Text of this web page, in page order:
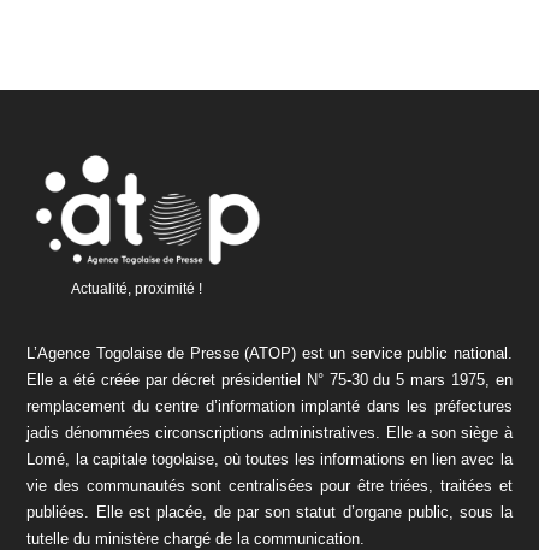
Actualité, proximité !
L’Agence Togolaise de Presse (ATOP) est un service public national.
Elle a été créée par décret présidentiel N° 75-30 du 5 mars 1975, en
remplacement du centre d’information implanté dans les préfectures
jadis dénommées circonscriptions administratives. Elle a son siège à
Lomé, la capitale togolaise, où toutes les informations en lien avec la
vie des communautés sont centralisées pour être triées, traitées et
publiées. Elle est placée, de par son statut d’organe public, sous la
tutelle du ministère chargé de la communication.